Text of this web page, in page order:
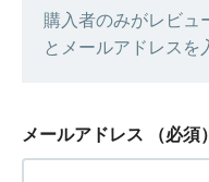
購入者のみがレビュ
とメールアドレスを
メールアドレス （必須）